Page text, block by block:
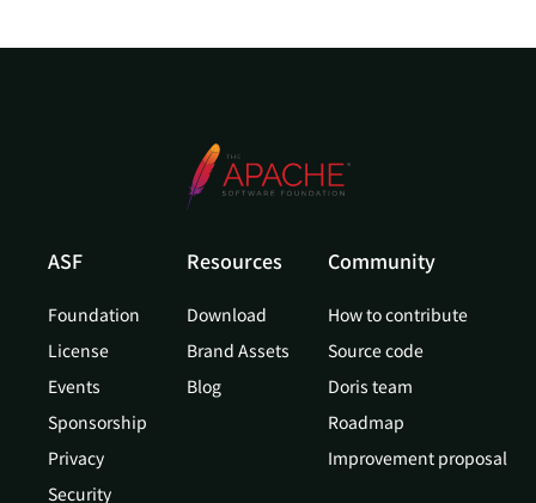
ASF
Foundation
License
Events
Sponsorship
Privacy
Security
Resources
Download
Brand Assets
Blog
Community
How to contribute
Source code
Doris team
Roadmap
Improvement proposal